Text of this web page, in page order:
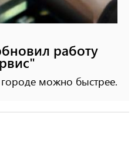
работу
можно быстрее.